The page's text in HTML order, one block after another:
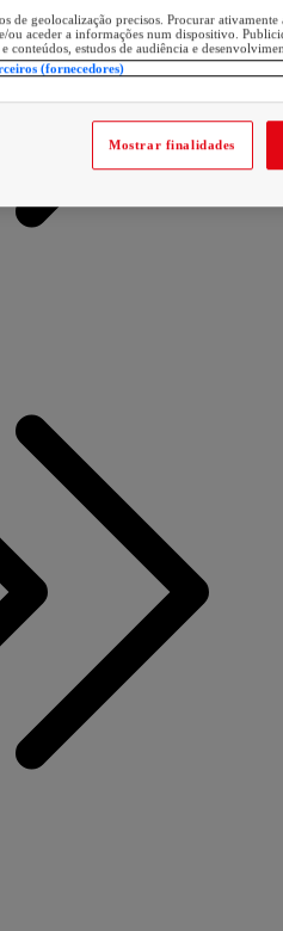
de geolocalização precisos. Procurar
ou aceder a informações num dispositivo.
conteúdos, estudos de audiência e
(fornecedores)
Mostrar finalidades